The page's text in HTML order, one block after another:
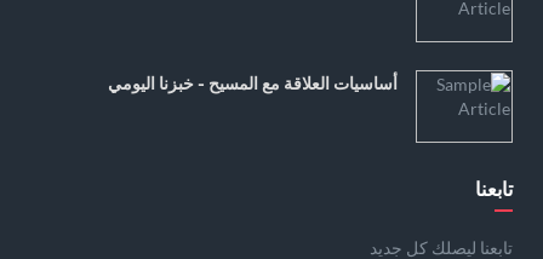
أساسيات العلاقة مع المسيح - خبزنا اليومي
تابعنا
تابعنا ليصلك كل جديد